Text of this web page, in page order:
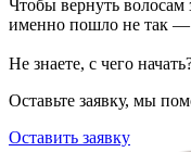
Чтобы вернуть волосам
именно пошло не так —
Не знаете, с чего
Оставьте заявку, мы
Оставить заявку